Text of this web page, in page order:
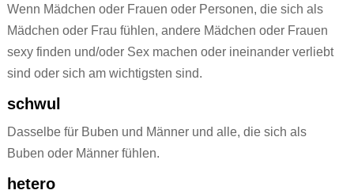
Wenn Mädchen oder Frauen oder Personen, die sich als
Mädchen oder Frau fühlen, andere Mädchen oder Frauen
sexy finden und/oder Sex machen oder ineinander verliebt
sind oder sich am wichtigsten sind.
schwul
Dasselbe für Buben und Männer und alle, die sich als
Buben oder Männer fühlen.
hetero